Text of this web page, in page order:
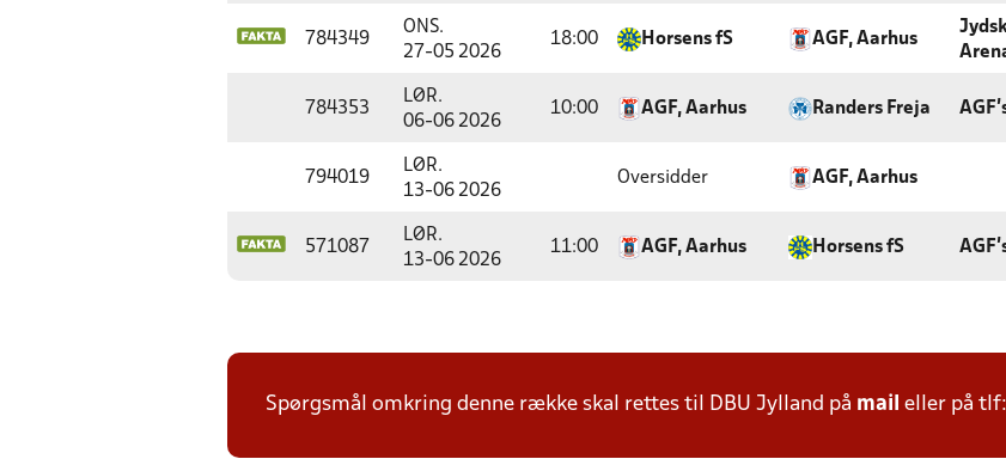
784349
ONS.
27-05 2026
18:00 Horsens fS AGF, Aarhus
784353
LØR.
06-06 2026
10:00 AGF, Aarhus Randers Freja
794019
LØR.
13-06 2026
Oversidder AGF, Aarhus
571087
LØR.
13-06 2026
11:00 AGF, Aarhus Horsens fS
Spørgsmål omkring denne række skal rettes til DBU Jylland på mail eller på tlf: